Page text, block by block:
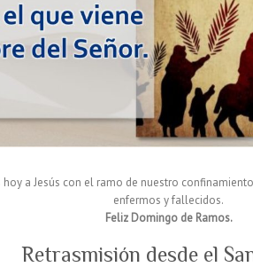
hoy a Jesús con el ramo de nuestro
enfermos y fallecidos.
Feliz Domingo de Ramos.
Retrasmisión desde el